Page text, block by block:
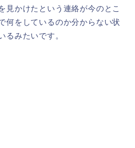
見かけたという連絡が今のとこ
何をしているのか分からない状
るみたいです。